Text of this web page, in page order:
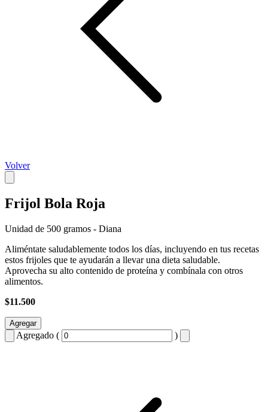
Volver
Frijol Bola Roja
Unidad de 500 gramos - Diana
Aliméntate saludablemente todos los días, incluyendo en tus recetas
estos frijoles que te ayudarán a llevar una dieta saludable.
Aprovecha su alto contenido de proteína y combínala con otros
alimentos.
$11.500
Agregar
Agregado ( )